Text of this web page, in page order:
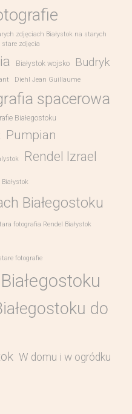
zdjęciach Białystok na starych
stare zdjęcia
Białystok wojsko Budryk
Diehl Jean Guillaume
spacerowa
Białegostoku
Pumpian
Rendel Izrael
Białystok
Białegostoku
fotografia Rendel Białystok
fotografie
do
W domu i w ogródku